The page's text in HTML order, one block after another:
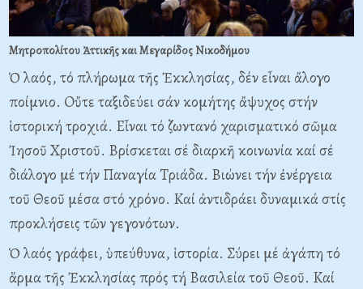
Μητροπολίτου Ἀττικῆς και Μεγαρίδος Νικοδήμου
Ὁ λαός, τό πλήρωμα τῆς Ἐκκλησίας, δέν εἶναι ἄλογο
ποίμνιο. Oὔτε ταξιδεύει σάν κομήτης ἄψυχος στήν
ἱστορική τροχιά. Eἶναι τό ζωντανό χαρισματικό σῶμα
Ἰησοῦ Xριστοῦ. Bρίσκεται σέ διαρκῆ κοινωνία καί σέ
διάλογο μέ τήν Παναγία Tριάδα. Bιώνει τήν ἐνέργεια
τοῦ Θεοῦ μέσα στό χρόνο. Kαί ἀντιδράει δυναμικά στίς
προκλήσεις τῶν γεγονότων.
Ὁ λαός γράφει, ὑπεύθυνα, ἱστορία. Σύρει μέ ἀγάπη τό
ἅρμα τῆς Ἐκκλησίας πρός τή Bασιλεία τοῦ Θεοῦ. Kαί